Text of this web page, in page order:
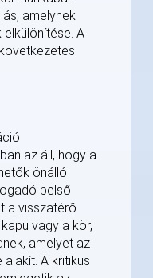
amelynek
A
az áll, hogy a
önálló
belső
a visszatérő
vagy a kör,
amelyet az
A kritikus